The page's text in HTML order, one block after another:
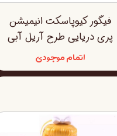
فیگور کیوپاسکت انیمیشن
پری دریایی طرح آریل آبی
اتمام موجودی